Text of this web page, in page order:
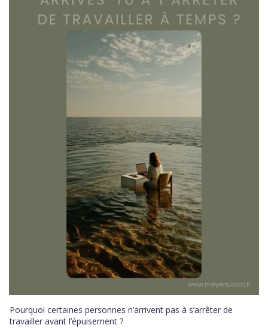
Pourquoi certaines personnes n’arrivent pas à s’arrêter de
travailler avant l’épuisement ?